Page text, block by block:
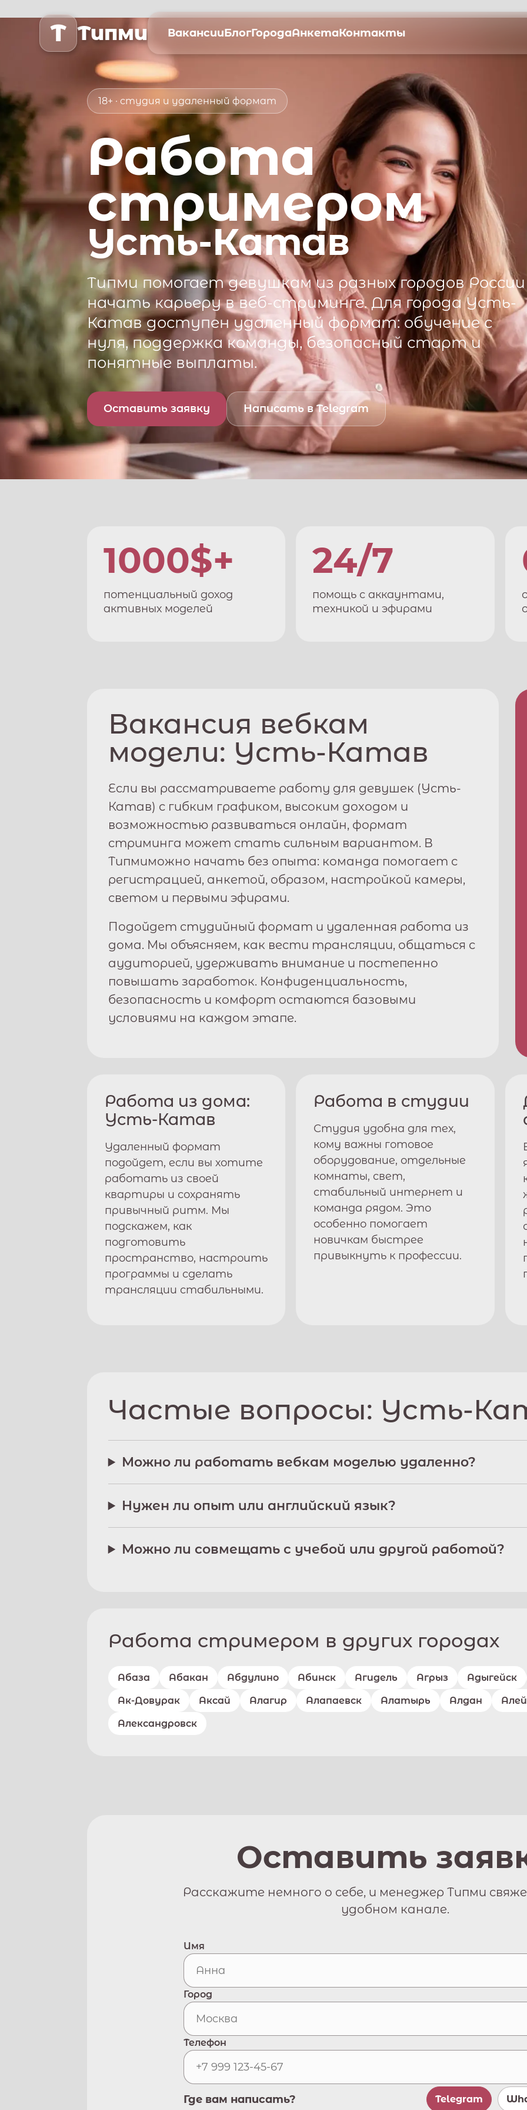
T Типми ВакансииБлогГородаАнкетаКонтакты
18+ · студия и удаленный формат
Работа
стримером
Усть-Катав
Типмипомогает девушкам из разных городов России
начать карьеру в веб-стриминге. Для городаУсть-
Катавдоступен удаленный формат: обучение с
нуля, поддержка команды, безопасный старт и
понятные выплаты.
Оставить заявку Написать в Telegram
1000$+
потенциальный доход
активных моделей
24/7
помощь с аккаунтами,
техникой и эфирами
Вакансия вебкам
модели: Усть-Катав
Если вы рассматриваете работу для девушек (Усть-
Катав) с гибким графиком, высоким доходом и
возможностью развиваться онлайн, формат
стриминга может стать сильным вариантом. В
Типмиможно начать без опыта: команда помогает с
регистрацией, анкетой, образом, настройкой камеры,
светом и первыми эфирами.
Подойдет студийный формат и удаленная работа из
дома. Мы объясняем, как вести трансляции, общаться с
аудиторией, удерживать внимание и постепенно
повышать заработок. Конфиденциальность,
безопасность и комфорт остаются базовыми
условиями на каждом этапе.
Работа из дома:
Усть-Катав
Удаленный формат
подойдет, если вы хотите
работать из своей
квартиры и сохранять
привычный ритм. Мы
подскажем, как
подготовить
пространство, настроить
программы и сделать
трансляции стабильными.
Работа в студии
Студия удобна для тех,
кому важны готовое
оборудование, отдельные
комнаты, свет,
стабильный интернет и
команда рядом. Это
особенно помогает
новичкам быстрее
привыкнуть к профессии.
Частые вопросы: Усть-
Можно ли работать вебкам моделью удаленно?
Нужен ли опыт или английский язык?
Можно ли совмещать с учебой или другой работой?
Работа стримером в других городах
Абаза Абакан Абдулино Абинск Агидель Агрыз Адыгейск
Ак-Довурак Аксай Алагир Алапаевск Алатырь Алдан
Александровск
Оставить
Расскажите немного о себе, и менеджер Типми
удобном канале.
Имя
Город
Телефон
Где вам написать? Telegram